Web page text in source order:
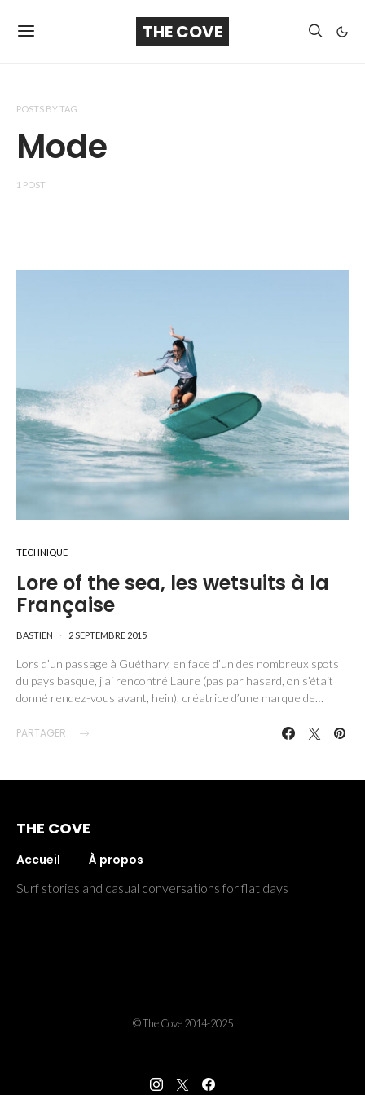
THE COVE
POSTS BY TAG
Mode
1 POST
TECHNIQUE
Lore of the sea, les wetsuits à la
Française
BASTIEN 2 SEPTEMBRE 2015
Lors d’un passage à Guéthary, en face d’un des nombreux spots
du pays basque, j’ai rencontré Laure (pas par hasard, on s’était
donné rendez-vous avant, hein), créatrice d’une marque de…
PARTAGER
THE COVE
Accueil À propos
Surf stories and casual conversations for flat days
© The Cove 2014-2025